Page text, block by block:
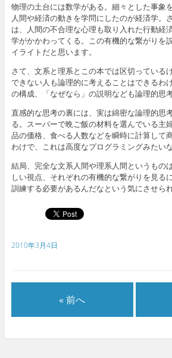
物理の土台には数学がある。細々とした事象
人間や経済の動きを学問にしたのが経済学。
は、人間の不合理な心理も取り入れた行動経
学がかかわってくる。この有機的な繋がりを
イライトだと思います。
さて、文系と理系とこの本では区切っている
できない人も論理的に考えることはできるわ
の構成、「なぜなら」の説明なども論理的思
直感的な思考の裏には、実は綿密な論理的思
る。スーパーで晩ご飯の材料を選んでいる主
品の価格、食べる人数などを瞬時に計算して
わけで、これは高度なプログラミングみたいな
結局、完全な文系人間や理系人間というもの
しい視点、それぞれの有機的な繋がりを見る
訓練する必要があるんだなという気にさせられ
2010年3月4日
« 前へ